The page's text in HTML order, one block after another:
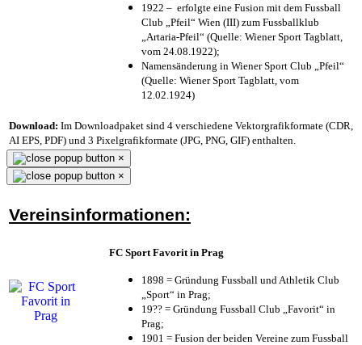
1922 – erfolgte eine Fusion mit dem Fussball
Club „Pfeil“ Wien (III) zum Fussballklub
„Artaria-Pfeil“ (Quelle: Wiener Sport Tagblatt,
vom 24.08.1922);
Namensänderung in Wiener Sport Club „Pfeil“
(Quelle: Wiener Sport Tagblatt, vom
12.02.1924)
Download: Im Downloadpaket sind 4 verschiedene Vektorgrafikformate (CDR,
AI EPS, PDF) und 3 Pixelgrafikformate (JPG, PNG, GIF) enthalten.
×
×
Vereinsinformationen:
FC Sport Favorit in Prag
1898 = Gründung Fussball und Athletik Club
„Sport“ in Prag;
19?? = Gründung Fussball Club „Favorit“ in
Prag;
1901 = Fusion der beiden Vereine zum Fussball